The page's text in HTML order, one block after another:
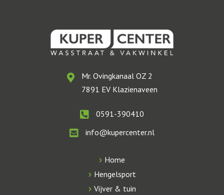
Mr. Ovingkanaal OZ 2
7891 EV Klazienaveen
0591-390410
info@kupercenter.nl
Home
Hengelsport
Vijver & tuin